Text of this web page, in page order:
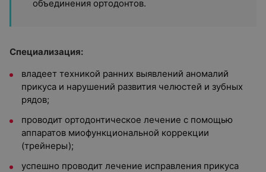
объединения ортодонтов.
Специализация:
владеет техникой ранних выявлений аномалий
прикуса и нарушений развития челюстей и зубных
рядов;
проводит ортодонтическое лечение с помощью
аппаратов миофункциональной коррекции
(трейнеры);
успешно проводит лечение исправления прикуса